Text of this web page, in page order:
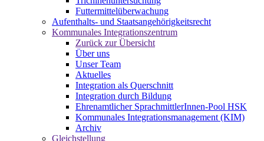
Futtermittelüberwachung
Aufenthalts- und Staatsangehörigkeitsrecht
Kommunales Integrationszentrum
Zurück zur Übersicht
Über uns
Unser Team
Aktuelles
Integration als Querschnitt
Integration durch Bildung
Ehrenamtlicher SprachmittlerInnen-Pool HSK
Kommunales Integrationsmanagement (KIM)
Archiv
Gleichstellung